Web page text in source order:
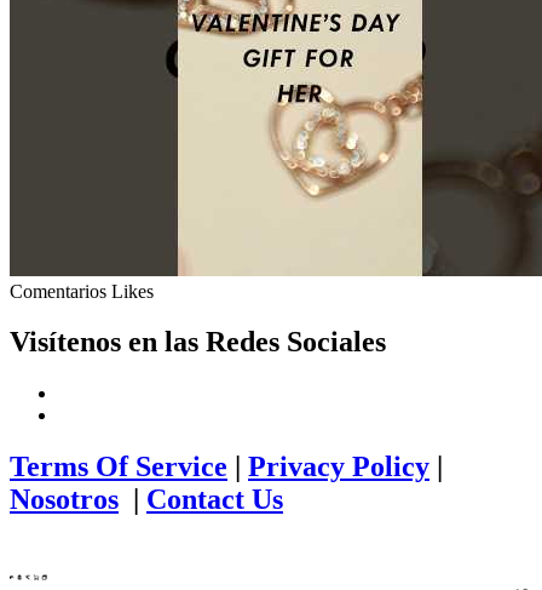
Comentarios Likes
Visítenos en las Redes Sociales
Terms Of Service Privacy Policy
Nosotros
Contact Us